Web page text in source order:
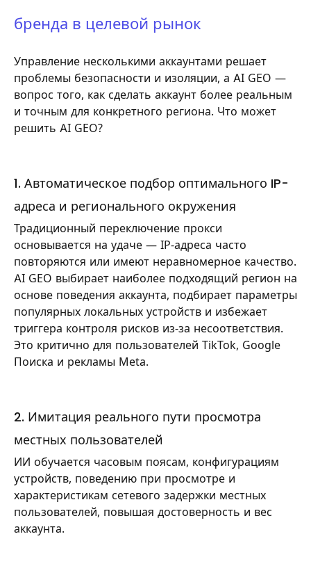
бренда в целевой рынок
Управление несколькими аккаунтами решает
проблемы безопасности и изоляции, а AI GEO —
вопрос того, как сделать аккаунт более реальным
и точным для конкретного региона. Что может
решить AI GEO?
1. Автоматическое подбор оптимального IP-
адреса и регионального окружения
Традиционный переключение прокси
основывается на удаче — IP-адреса часто
повторяются или имеют неравномерное качество.
AI GEO выбирает наиболее подходящий регион на
основе поведения аккаунта, подбирает параметры
популярных локальных устройств и избежает
триггера контроля рисков из-за несоответствия.
Это критично для пользователей TikTok, Google
Поиска и рекламы Meta.
2. Имитация реального пути просмотра
местных пользователей
ИИ обучается часовым поясам, конфигурациям
устройств, поведению при просмотре и
характеристикам сетевого задержки местных
пользователей, повышая достоверность и вес
аккаунта.